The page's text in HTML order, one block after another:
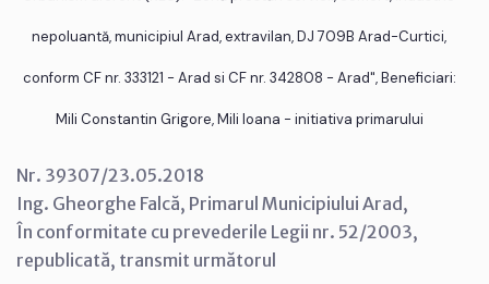
nepoluantă, municipiul Arad, extravilan, DJ 709B Arad-Curtici,
conform CF nr. 333121 - Arad si CF nr. 342808 - Arad", Beneficiari:
Mili Constantin Grigore, Mili Ioana - initiativa primarului
Nr. 39307/23.05.2018
Ing. Gheorghe Falcă, Primarul Municipiului Arad,
În conformitate cu prevederile Legii nr. 52/2003,
republicată, transmit următorul